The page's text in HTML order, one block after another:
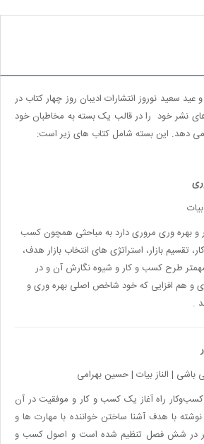
سعید نوروز انتشارات ادیبان روز چهار کتاب در
نشر خود را در قالب یک بسته به مخاطبان خود
دهد. این بسته شامل کتاب های زیر است:
وری مروری دارد به مباحثی همچون کسب
بازار، استراتژی های انتخاب بازار هدف،
طرح کسب و کار و شیوه نگارش آن و در
و هم افزایی که خود شاخص اصلی بهره وری و
| الناز بیات | حسین بهرامی
راه آغاز یک کسب و کار و موفقیت در آن
با هدف آشنا ساختن خواننده با مهارت ها و
در شش فصل تنظیم شده است و اصول کسب و